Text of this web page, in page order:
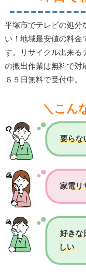
平塚市でテレビの処分
い！地域最安値の料金
す。リサイクル出来る
の搬出作業は無料で対
６５日無料で受付中。
＼こん
要らな
家電リ
好きな
しい